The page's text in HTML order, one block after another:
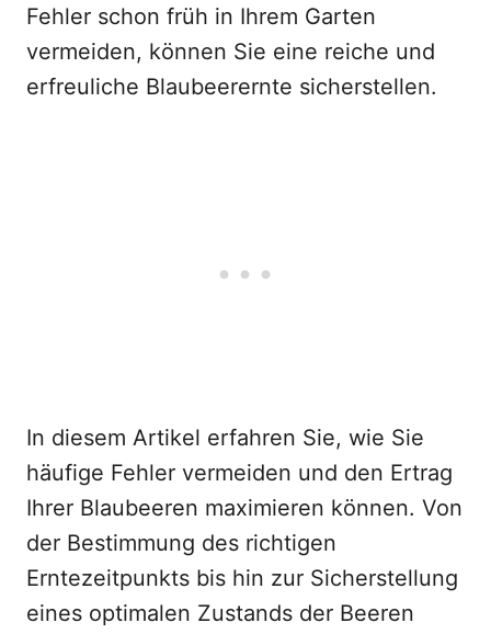
Fehler schon früh in Ihrem Garten
vermeiden, können Sie eine reiche und
erfreuliche Blaubeerernte sicherstellen.
In diesem Artikel erfahren Sie, wie Sie
häufige Fehler vermeiden und den Ertrag
Ihrer Blaubeeren maximieren können. Von
der Bestimmung des richtigen
Erntezeitpunkts bis hin zur Sicherstellung
eines optimalen Zustands der Beeren